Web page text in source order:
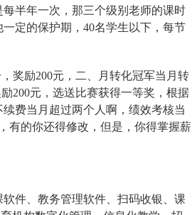
半年一次，那三个级别老师的课时
定的保护期，40名学生以下，每节
奖励200元，二、月转化冠军当月转
200元，选送比赛获得一等奖，根据
费当月超过两个人啊，绩效考核当
有的你还得修改，但是，你得掌握薪
件、教务管理软件、扫码收银、课